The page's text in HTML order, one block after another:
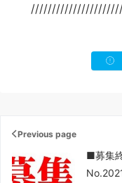
Previous page
■募集